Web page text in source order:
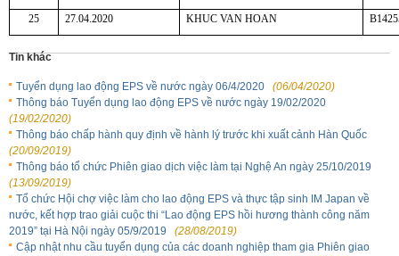
25 27.04.2020 KHUC VAN HOAN
Tin khác
Tuyển dụng lao động EPS về nước ngày 06/4/2020
(06/04/2020)
Thông báo Tuyển dụng lao động EPS về nước ngày 19/02/2020
(19/02/2020)
Thông báo chấp hành quy định về hành lý trước khi xuất cảnh Hàn Quốc
(20/09/2019)
Thông báo tổ chức Phiên giao dịch việc làm tại Nghệ An ngày 25/10/2019
(13/09/2019)
Tổ chức Hội chợ việc làm cho lao động EPS và thực tập sinh IM Japan về
nước, kết hợp trao giải cuộc thi “Lao động EPS hồi hương thành công năm
2019” tại Hà Nội ngày 05/9/2019
(28/08/2019)
Cập nhật nhu cầu tuyển dụng của các doanh nghiệp tham gia Phiên giao